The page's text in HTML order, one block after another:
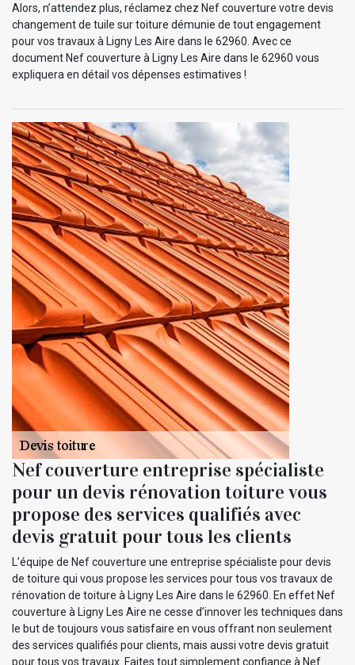
Alors, n’attendez plus, réclamez chez Nef couverture votre devis
changement de tuile sur toiture démunie de tout engagement
pour vos travaux à Ligny Les Aire dans le 62960. Avec ce
document Nef couverture à Ligny Les Aire dans le 62960 vous
expliquera en détail vos dépenses estimatives !
Nef couverture entreprise spécialiste
pour un devis rénovation toiture vous
propose des services qualifiés avec
devis gratuit pour tous les clients
L’équipe de Nef couverture une entreprise spécialiste pour devis
de toiture qui vous propose les services pour tous vos travaux de
rénovation de toiture à Ligny Les Aire dans le 62960. En effet Nef
couverture à Ligny Les Aire ne cesse d’innover les techniques dans
le but de toujours vous satisfaire en vous offrant non seulement
des services qualifiés pour clients, mais aussi votre devis gratuit
pour tous vos travaux. Faites tout simplement confiance à Nef